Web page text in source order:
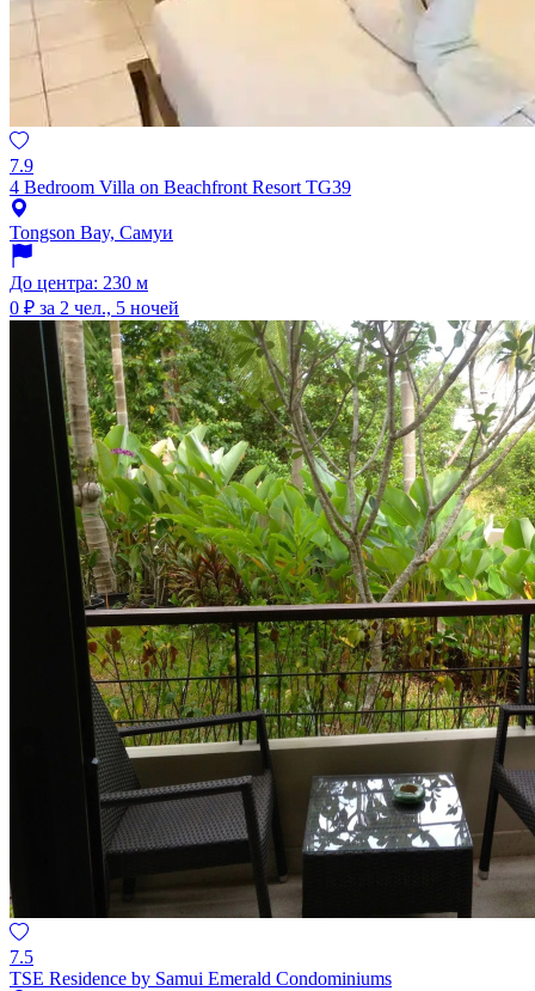
7.9
4 Bedroom Villa on Beachfront Resort TG39
Tongson Bay, Самуи
До центра: 230 м
0 ₽ за 2 чел., 5 ночей
7.5
TSE Residence by Samui Emerald Condominiums